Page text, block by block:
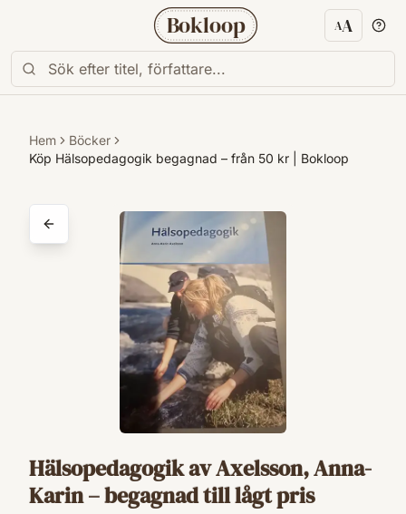
Bokloop AA
Hem
Böcker
Köp Hälsopedagogik begagnad – från 50 kr | Bokloop
Hälsopedagogik av Axelsson, Anna-
Karin – begagnad till lågt pris